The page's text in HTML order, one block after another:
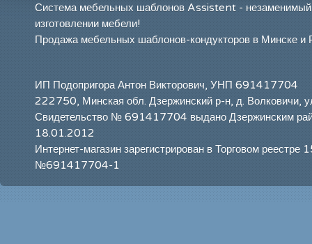
Система мебельных шаблонов Assistent -
изготовлении мебели!
Продажа мебельных шаблонов-кондукторов в Минске и
ИП Подопригора Антон Викторович, УНП 691417704
222750, Минская обл. Дзержинский р-н, д. Волковичи,
Свидетельство № 691417704 выдано Дзержинским
18.01.2012
Интернет-магазин зарегистрирован в Торговом
№691417704-1